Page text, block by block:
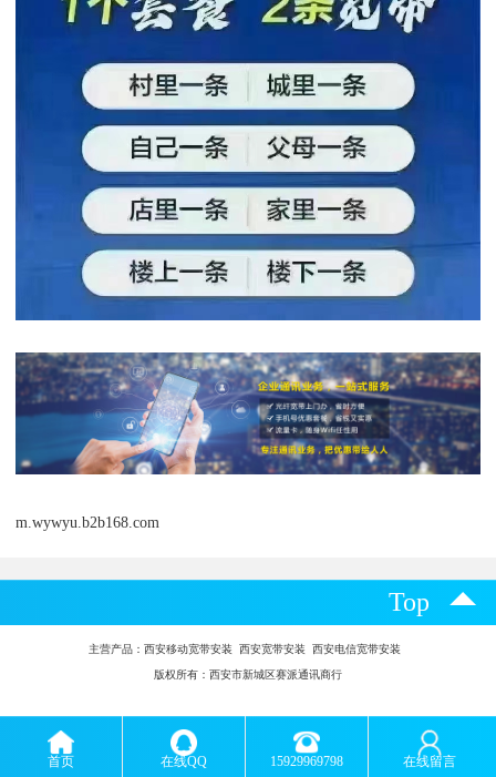
m.wywyu.b2b168.com
Top
主营产品： 西安移动宽带安装 西安宽带安装 西安电信宽带安装
版权所有：西安市新城区赛派通讯商行
首页 在线QQ 15929969798 在线留言